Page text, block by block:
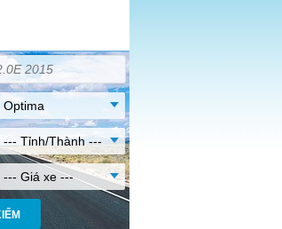
Optima
--- Tỉnh/Thành ---
--- Giá xe ---